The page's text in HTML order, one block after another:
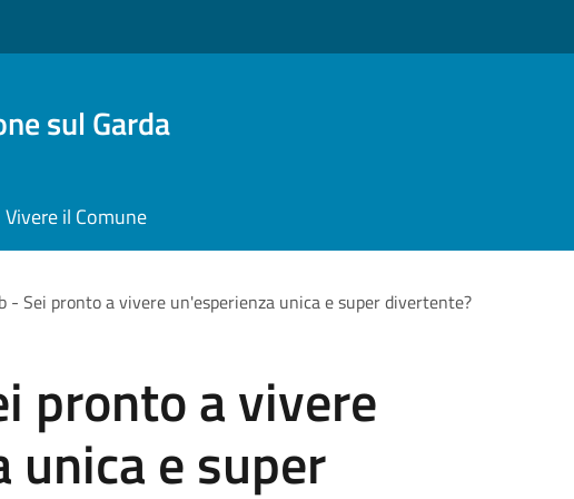
sul Garda
Vivere il Comune
- Sei pronto a vivere un'esperienza unica e super divertente?
pronto a vivere
unica e super